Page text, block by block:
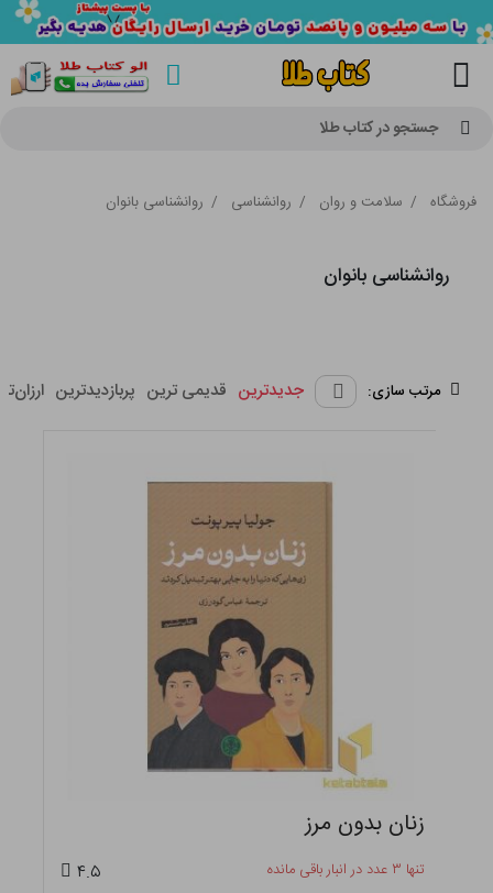
جستجو در کتاب طلا
فروشگاه / سلامت و روان / روانشناسی / روانشناسی بانوان
روانشناسی بانوان
مرتب سازی: جدیدترین قدیمی ترین پربازدیدترین
زنان بدون مرز
تنها ۳ عدد در انبار باقی مانده ۴.۵